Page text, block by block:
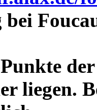
liegen.